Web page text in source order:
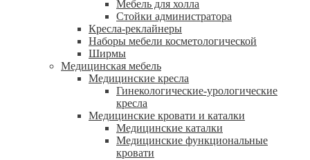
Мебель для холла
Стойки администратора
Кресла-реклайнеры
Наборы мебели косметологической
Ширмы
Медицинская мебель
Медицинские кресла
Гинекологические-урологические
кресла
Медицинские кровати и каталки
Медицинские каталки
Медицинские функциональные
кровати